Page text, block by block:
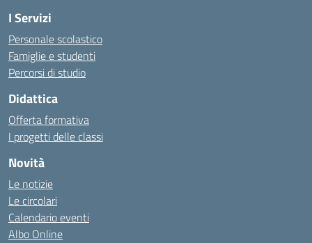
I Servizi
Personale scolastico
Famiglie e studenti
Percorsi di studio
Didattica
Offerta formativa
I progetti delle classi
Novità
Le notizie
Le circolari
Calendario eventi
Albo Online